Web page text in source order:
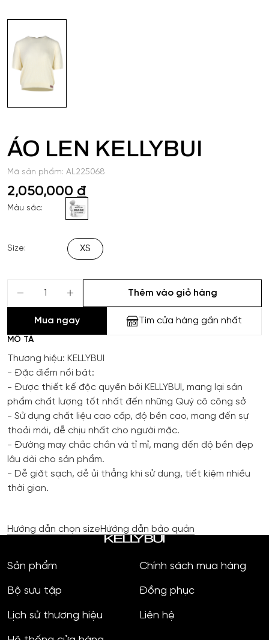
ÁO LEN KELLYBUI
Mã sản phẩm: AL225068
2,050,000 đ
Màu sắc:
Size: XS
Thêm vào giỏ hàng
Mua ngay Tìm cửa hàng gần nhất
MÔ TẢ
Thương hiệu: KELLYBUI
- Đặc điểm nổi bật:
- Được thiết kế độc quyền bởi KELLYBUI, mang lại sản
phẩm chất lượng tốt nhất đến những Quý cô công sở
- Sử dụng chất liệu cao cấp, độ bền cao, mang đến sự
thoải mái, dễ chịu nhất cho người mặc.
- Đường may chắc chắn và tỉ mỉ, mang đến độ bền đẹp
lâu dài cho sản phẩm.
- Dễ giặt sạch, dễ ủi thẳng khi sử dụng, tiết kiệm nhiều
thời gian.
Hướng dẫn chọn sizeHướng dẫn bảo quản
Sản phẩm
Bộ sưu tập
Lịch sử thương hiệu
Chính sách mua hàng
Đồng phục
Liên hệ